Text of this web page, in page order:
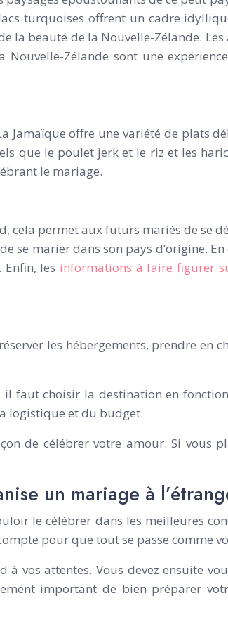
turquoises offrent un cadre
beauté de la Nouvelle-Zélande.
Zélande sont une
Jamaïque offre une variété de plats
que le poulet jerk et le riz et les
le mariage.
cela permet aux futurs mariés de se
se marier dans son pays d’origine.
les informations à faire figurer
les hébergements, prendre en
faut choisir la destination en
logistique et du budget.
de célébrer votre amour. Si vous
un mariage à
le célébrer dans les meilleures
pour que tout se passe comme
vos attentes. Vous devez ensuite
important de bien préparer